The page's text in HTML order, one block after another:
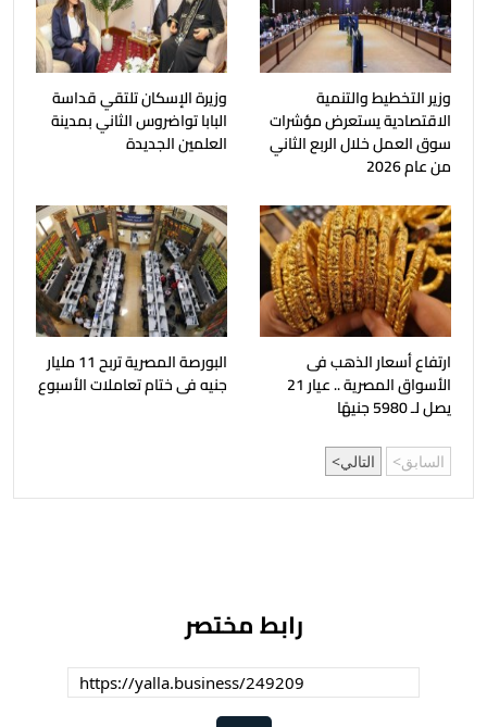
وزير التخطيط والتنمية
الاقتصادية يستعرض مؤشرات
سوق العمل خلال الربع الثاني
من عام 2026
وزيرة الإسكان تلتقي قداسة
البابا تواضروس الثاني بمدينة
العلمين الجديدة
ارتفاع أسعار الذهب فى
الأسواق المصرية .. عيار 21
يصل لـ 5980 جنيهًا
البورصة المصرية تربح 11 مليار
جنيه فى ختام تعاملات الأسبوع
السابق التالي
رابط مختصر